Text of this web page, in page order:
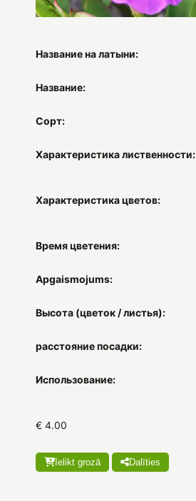
Название на латыни:
Название:
Сорт:
Характеристика лиственности:
Характеристика цветов:
Время цветения:
Apgaismojums:
Высота (цветок / листья):
расстояние посадки:
Использование:
€ 4.00
Ielikt grozā Dalīties